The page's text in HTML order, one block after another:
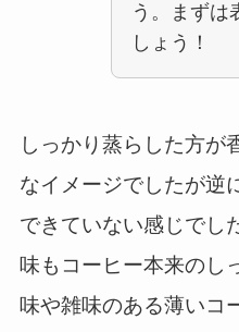
う。まずは
しょう！
しっかり蒸らした方が
なイメージでしたが逆
できていない感じでし
味もコーヒー本来のし
味や雑味のある薄いコ